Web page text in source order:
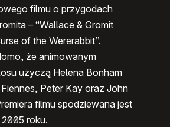
filmu o przygodach
– “Wallace & Gromit
of the Wererabbit”.
że animowanym
użyczą Helena Bonham
Peter Kay oraz John
filmu spodziewana jest
roku.